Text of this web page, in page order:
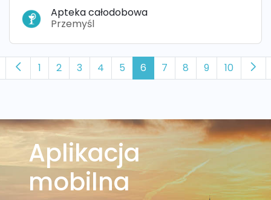
Apteka całodobowa
Przemyśl
1 2 3 4 5 6 7 8 9 10
Aplikacja
mobilna